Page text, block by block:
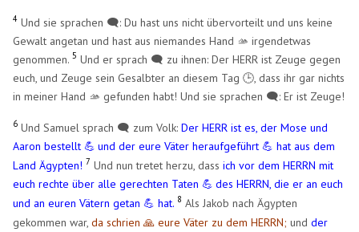
4 Und sie sprachen 🗨️: Du hast uns nicht übervorteilt und uns keine
Gewalt angetan und hast aus niemandes Hand 🫴 irgendetwas
genommen.5 Und er sprach 🗨️ zu ihnen: Der HERR ist Zeuge gegen
euch, und Zeuge sein Gesalbter an diesem Tag 🕒, dass ihr gar nichts
in meiner Hand 🫴 gefunden habt! Und sie sprachen 🗨️: Er ist Zeuge!
6 Und Samuel sprach 🗨️ zum Volk:Der HERR ist es, der Mose und
Aaron bestellt💪 ​und der eure Väter heraufgeführt💪 hat aus dem
Land Ägypten! 7 Und nun tretet herzu, dassich vor dem HERRN mit
euch rechte über alle gerechten Taten💪 ​des HERRN, die er an euch
und an euren Vätern getan💪 hat. 8 Als Jakob nach Ägypten
gekommen war,da schrien 🙏 eure Väter zu dem HERRN;undder